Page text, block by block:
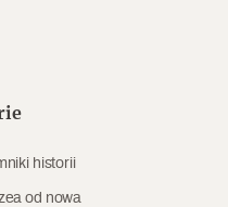
Nie dla Wawelu
historii
od nowa